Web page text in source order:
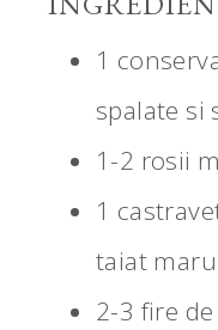
1
spalate si
1-2 rosii
1
taiat
2-3 fire